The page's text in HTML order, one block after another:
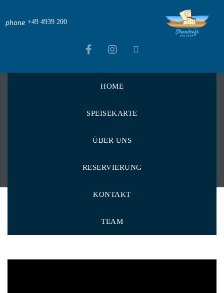
phone +49 4939 200
HOME
SPEISEKARTE
ÜBER UNS
RESERVIERUNG
KONTAKT
TEAM
Strandcafé Baltrum >
Videos